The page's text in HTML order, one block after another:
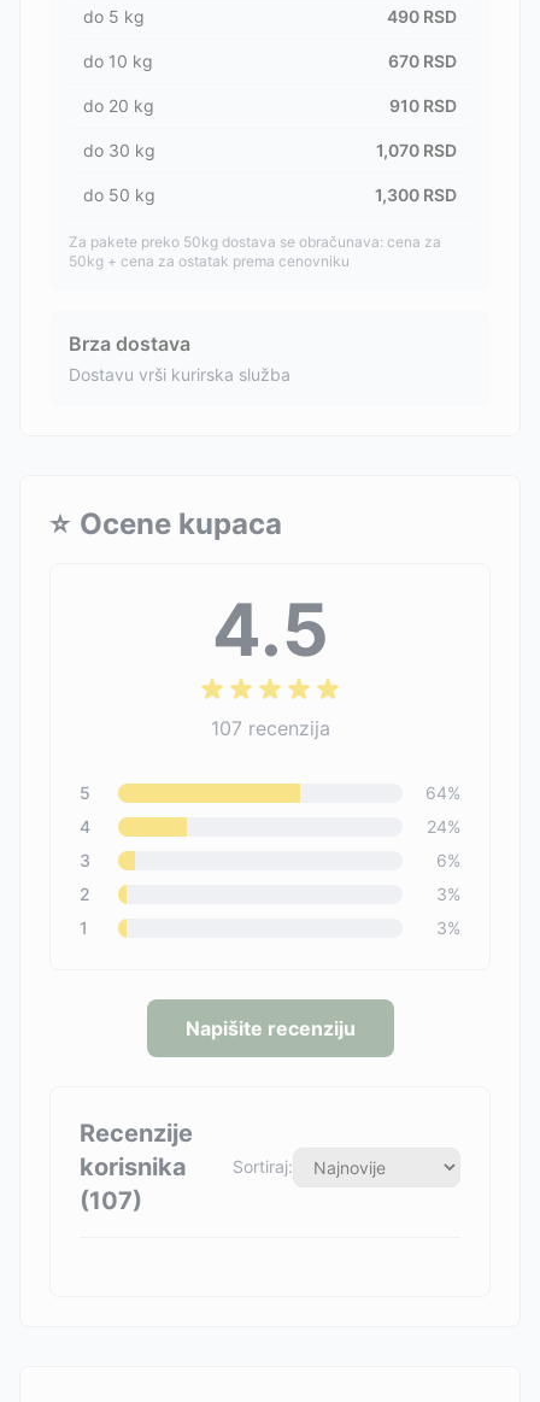
do 5 kg 490 RSD
do 10 kg 670 RSD
do 20 kg 910 RSD
do 30 kg 1,070 RSD
do 50 kg 1,300 RSD
Za pakete preko 50kg dostava se obračunava: cena za
50kg + cena za ostatak prema cenovniku
Brza dostava
Dostavu vrši kurirska služba
⭐ Ocene kupaca
4.5
107 recenzija
5 64%
4
24%
3
6%
2
3%
1
3%
Napišite recenziju
Recenzije
korisnika
(107)
Sortiraj: